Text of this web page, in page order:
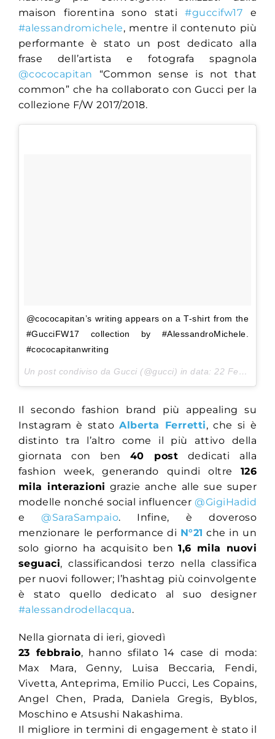
maison fiorentina sono stati#guccifw17 e
#alessandromichele, mentre il contenuto più
performante è stato un post dedicato alla
frase dell’artista e fotografa spagnola
@cococapitan
“Common sense is not that
common” che ha collaborato con Gucci per la
collezione F/W 2017/2018.
@cococapitan’s writing appears on a T-shirt from the
#GucciFW17 collection by #AlessandroMichele.
#cococapitanwriting
Un post condiviso da Gucci (@gucci) in data:22 Feb 2017 alle ore 07:47 PST
Il secondo fashion brand più appealing su
Instagram è statoAlberta Ferretti, che si è
distinto tra l’altro come il più attivo della
giornata con ben 40 post dedicati alla
fashion week, generando quindi oltre 126
mila interazioni grazie anche alle sue super
modelle nonché social influencer@GigiHadid
e@SaraSampaio. Infine, è doveroso
menzionare le performance di N°21 che in un
solo giorno ha acquisito ben1,6 mila nuovi
seguaci, classificandosi terzo nella classifica
per nuovi follower; l’hashtag più coinvolgente
è stato quello dedicato al suo designer
#alessandrodellacqua.
Nella giornata di ieri, giovedì
23 febbraio, hanno sfilato 14 case di moda:
Max Mara, Genny, Luisa Beccaria, Fendi,
Vivetta, Anteprima, Emilio Pucci, Les Copains,
Angel Chen, Prada, Daniela Gregis, Byblos,
Moschino e Atsushi Nakashima.
Il migliore in termini di engagement è stato il